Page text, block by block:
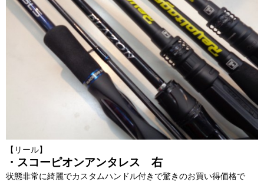
【リール】
・スコーピオンアンタレス 右
状態非常に綺麗でカスタムハンドル付きで驚きのお買い得価格で